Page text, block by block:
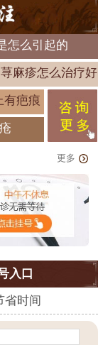
怎么引起的
荨麻疹怎么治疗好
有疤痕
更多
入口
省时间